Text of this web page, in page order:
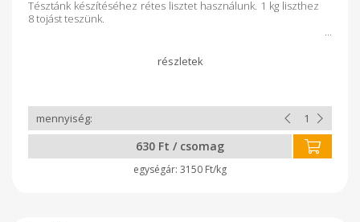
Tésztánk készítéséhez rétes lisztet használunk. 1 kg liszthez
8 tojást teszünk.
630 Ft / csomag
3150 Ft/kg